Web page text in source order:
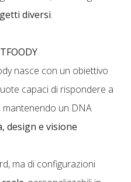
diversi.
nasce con un obiettivo
capaci di rispondere a
mantenendo un DNA
design e visione
ma di configurazioni